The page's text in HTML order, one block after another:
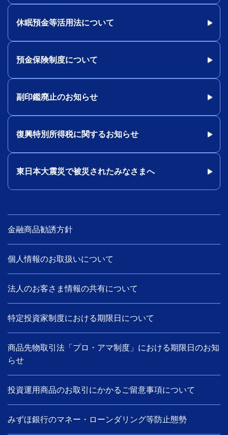
休眠預金等活用法について
預金保険制度について
副印鑑廃止のお知らせ
復興特別所得税に関するお知らせ
東日本大震災で被災されたみなさまへ
金融商品勧誘方針
個人情報のお取扱いについて
法人のお客さま情報の共有について
特定投資家制度における期限日について
商品先物取引法「プロ・アマ制度」における期限日のお知
らせ
投資運用商品のお取引にかかるご留意事項について
みずほ銀行のマネー・ローンダリング等防止態勢